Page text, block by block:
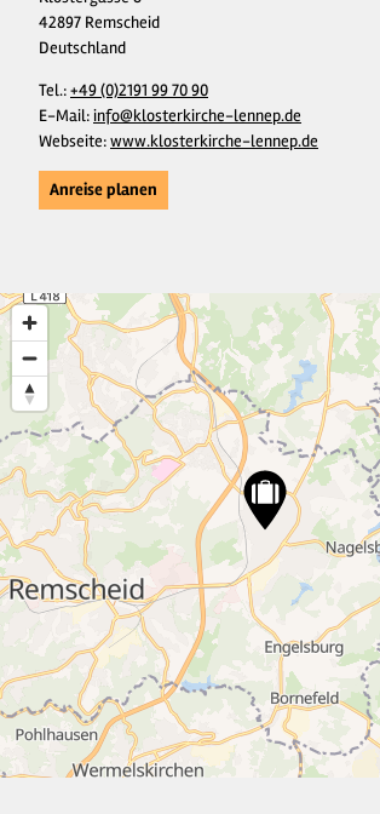
42897 Remscheid
Deutschland
Tel.:+49 (0)2191 99 70 90
E-Mail:info@klosterkirche-lennep.de
Webseite:www.klosterkirche-lennep.de
Anreise planen
33
10